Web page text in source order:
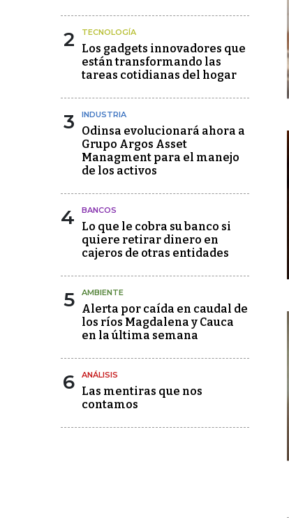
2 TECNOLOGÍA
Los gadgets innovadores que
están transformando las
tareas cotidianas del hogar
3 INDUSTRIA
Odinsa evolucionará ahora a
Grupo Argos Asset
Managment para el manejo
de los activos
4 BANCOS
Lo que le cobra su banco si
quiere retirar dinero en
cajeros de otras entidades
5 AMBIENTE
Alerta por caída en caudal de
los ríos Magdalena y Cauca
en la última semana
6 ANÁLISIS
Las mentiras que nos
contamos